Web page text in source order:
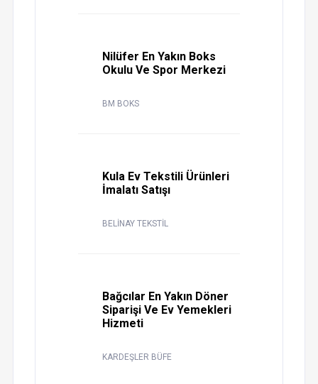
Nilüfer En Yakın Boks
Okulu Ve Spor Merkezi
BM BOKS
Kula Ev Tekstili Ürünleri
İmalatı Satışı
BELİNAY TEKSTİL
Bağcılar En Yakın Döner
Siparişi Ve Ev Yemekleri
Hizmeti
KARDEŞLER BÜFE